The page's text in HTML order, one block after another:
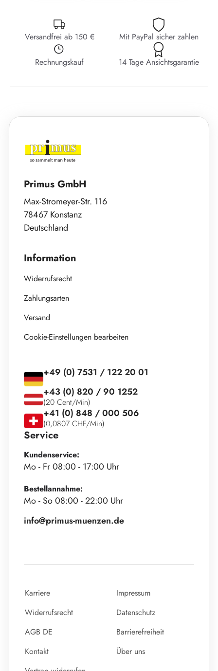
Versandfrei ab 150 € Mit PayPal sicher zahlen
Rechnungskauf 14 Tage Ansichtsgarantie
Primus GmbH
Max-Stromeyer-Str. 116
78467 Konstanz
Deutschland
Information
Widerrufsrecht
Zahlungsarten
Versand
Cookie-Einstellungen bearbeiten
Service
Kundenservice:
Mo - Fr 08:00 - 17:00 Uhr
Bestellannahme:
Mo - So 08:00 - 22:00 Uhr
info@primus-muenzen.de
+49 (0) 7531 / 122 20 01
+43 (0) 820 / 90 1252
(20 Cent/Min)
+41 (0) 848 / 000 506
(0,0807 CHF/Min)
Karriere
Impressum
Widerrufsrecht
Datenschutz
AGB DE
Barrierefreiheit
Kontakt
Über uns